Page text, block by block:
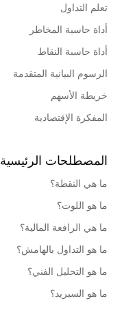
تعلم التداول
أداة حاسبة المخاطر
أداة حاسبة النقاط
الرسوم البيانية المتقدمة
خريطة الأسهم
المفكرة الإقتصادية
المصطلحات الرئيسية
ما هي النقطة؟
ما هو اللوت؟
ما هي الرافعة المالية؟
ما هو التداول بالهامش؟
ما هو التحليل الفني؟
ما هو السبريد؟